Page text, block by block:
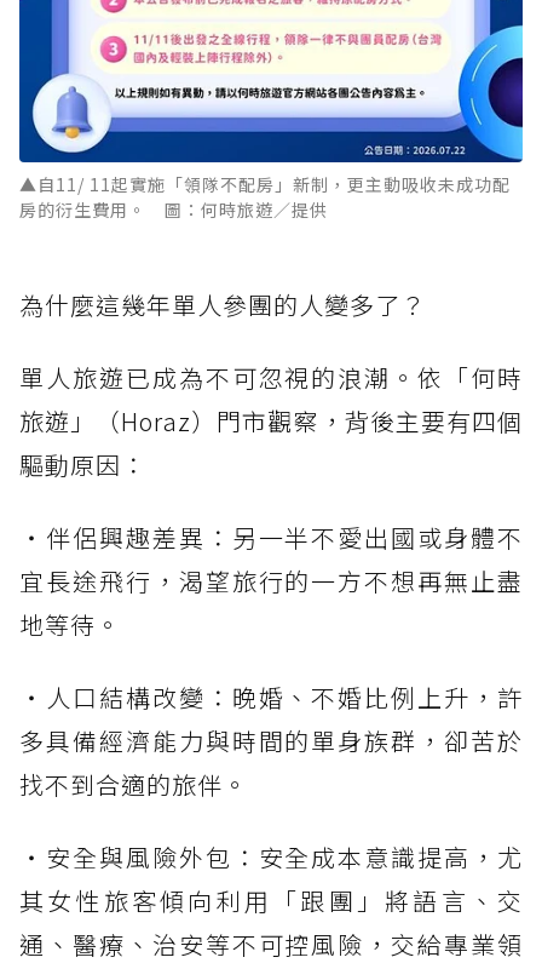
▲自11/ 11起實施「領隊不配房」新制，更主動吸收未成功配
房的衍生費用。 圖：何時旅遊／提供
為什麼這幾年單人參團的人變多了？
單人旅遊已成為不可忽視的浪潮。依「何時
旅遊」（Horaz）門市觀察，背後主要有四個
驅動原因：
・伴侶興趣差異：另一半不愛出國或身體不
宜長途飛行，渴望旅行的一方不想再無止盡
地等待。
・人口結構改變：晚婚、不婚比例上升，許
多具備經濟能力與時間的單身族群，卻苦於
找不到合適的旅伴。
・安全與風險外包：安全成本意識提高，尤
其女性旅客傾向利用「跟團」將語言、交
通、醫療、治安等不可控風險，交給專業領